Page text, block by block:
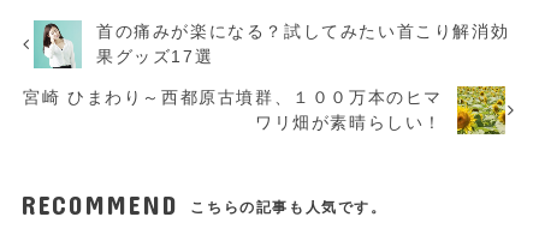
首の痛みが楽になる？試してみたい首こり解消効
果グッズ17選
宮崎 ひまわり～西都原古墳群、１００万本のヒマ
ワリ畑が素晴らしい！
RECOMMEND こちらの記事も人気です。